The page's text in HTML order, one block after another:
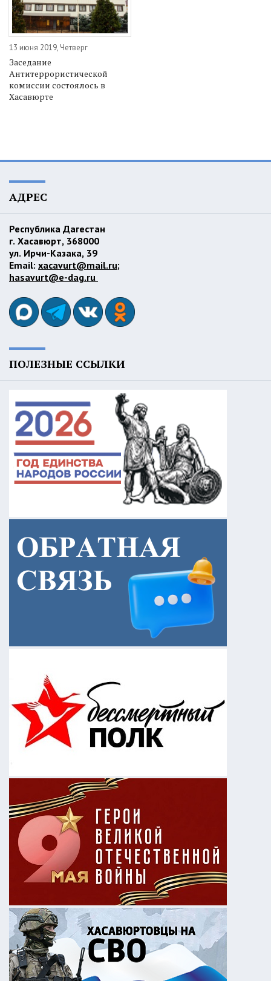
13 июня 2019, Четверг
Заседание
Антитеррористической
комиссии состоялось в
Хасавюрте
АДРЕС
Республика Дагестан
г. Хасавюрт, 368000
ул. Ирчи-Казака, 39
Email: xacavurt@mail.ru;
hasavurt@e-dag.ru
ПОЛЕЗНЫЕ ССЫЛКИ